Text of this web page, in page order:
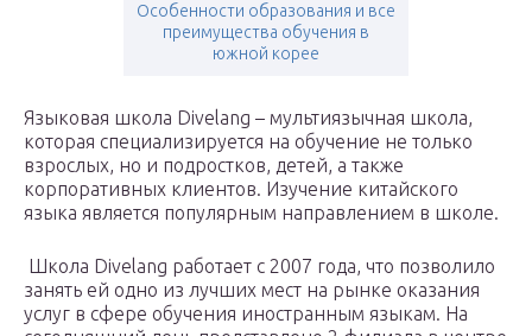
Особенности образования и все
преимущества обучения в
южной корее
Языковая школа Divelang – мультиязычная школа,
которая специализируется на обучение не только
взрослых, но и подростков, детей, а также
корпоративных клиентов. Изучение китайского
языка является популярным направлением в школе.
Школа Divelang работает с 2007 года, что позволило
занять ей одно из лучших мест на рынке оказания
услуг в сфере обучения иностранным языкам. На